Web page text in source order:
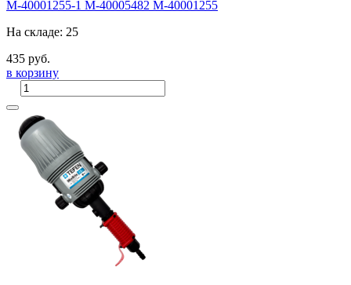
M-40001255-1 M-40005482 M-40001255
На складе: 25
435 руб.
в корзину